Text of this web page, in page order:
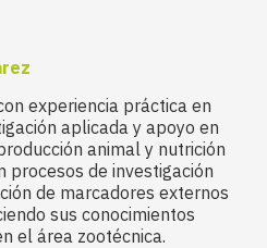
experiencia práctica en
aplicada y apoyo en
animal y nutrición
procesos de investigación
de marcadores externos
sus conocimientos
el área zootécnica.